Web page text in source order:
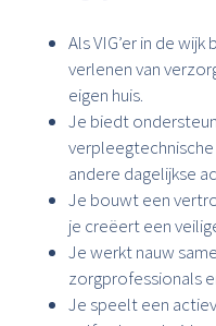
Als VIG’er in de
verlenen van
eigen huis.
Je biedt
andere dagelijkse
Je bouwt een
je creëert een
Je werkt nauw
zorgprofessionals
Je speelt een